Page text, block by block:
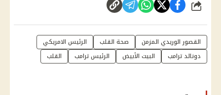
شارك
القصور الوريدي المزمن صحة القلب
الرئيس الامريكي
دونالد ترامب
البيت الأبيض الرئيس ترامب القلب